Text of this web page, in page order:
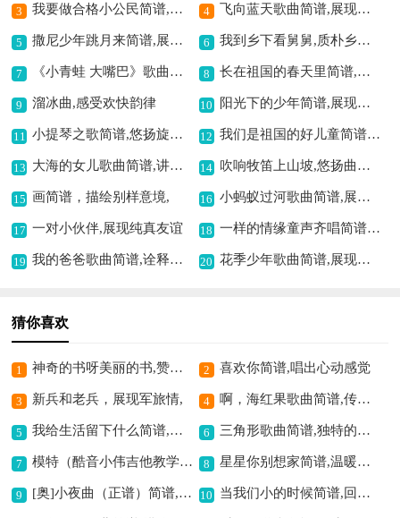
3 我要做合格小公民简谱,传递公民责任意识 4 飞向蓝天歌曲简谱,展现翱翔之姿
5 撒尼少年跳月来简谱,展现欢快民族风 6 我到乡下看舅舅,质朴乡情简谱
7 《小青蛙 大嘴巴》歌曲简谱,童趣满满的小青蛙之歌 8 长在祖国的春天里简谱,展现别样春日情怀
9 溜冰曲,感受欢快韵律 10 阳光下的少年简谱,展现青春活力风采
11 小提琴之歌简谱,悠扬旋律动人心 12 我们是祖国的好儿童简谱,唱出纯真爱国情
13 大海的女儿歌曲简谱,讲述动人的故事 14 吹响牧笛上山坡,悠扬曲调引向往
15 画简谱，描绘别样意境, 16 小蚂蚁过河歌曲简谱,展现蚂蚁过河童趣
17 一对小伙伴,展现纯真友谊 18 一样的情缘童声齐唱简谱,纯真演绎别样情感
19 我的爸爸歌曲简谱,诠释父子情深 20 花季少年歌曲简谱,展现青春美好
猜你喜欢
1 神奇的书呀美丽的书,赞书籍的美妙旋律 2 喜欢你简谱,唱出心动感觉
3 新兵和老兵，展现军旅情, 4 啊，海红果歌曲简谱,传递果乡之韵味
5 我给生活留下什么简谱,探寻生活的意义 6 三角形歌曲简谱,独特的音乐符号
7 模特（酷音小伟吉他教学简单版）吉他谱六线谱,唱出都市时尚风情 8 星星你别想家简谱,温暖治愈思乡曲
9 [奥]小夜曲（正谱）简谱,经典浪漫之曲 10 当我们小的时候简谱,回忆童年美好